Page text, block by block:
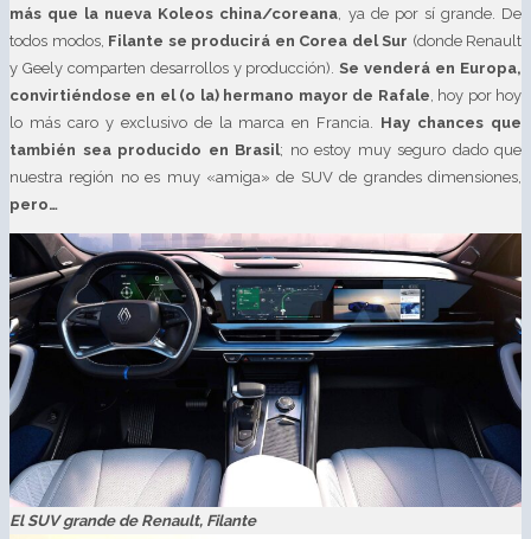
más que la nueva Koleos china/coreana , ya de por sí grande. De
todos modos, Filante se producirá en Corea del Sur (donde Renault
y Geely comparten desarrollos y producción).Se venderá en Europa,
convirtiéndose en el (o la) hermano mayor de Rafale , hoy por hoy
lo más caro y exclusivo de la marca en Francia. Hay chances que
también sea producido en Brasil; no estoy muy seguro dado que
nuestra región no es muy «amiga» de SUV de grandes dimensiones,
pero…
El SUV grande de Renault, Filante